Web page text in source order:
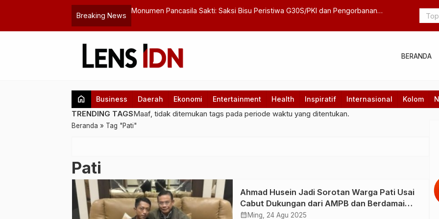
Breaking News
Monumen Pancasila Sakti: Saksi Bisu Peristiwa G30S/PKI dan Pengorbanan
Tekan
Bullying di
BERANDA
home Business Daerah Ekonomi Entertainment Health Inspiratif Internasional Kolom
TRENDING TAGSMaaf, tidak ditemukan tags pada periode waktu yang ditentukan.
Beranda » Tag "Pati"
Pati
Ahmad Husein Jadi Sorotan Warga Pati Usai
Cabut Dukungan dari AMPB dan Berdamai
dengan Bupati Sudewo
calendar_month Ming, 24 Agu 2025